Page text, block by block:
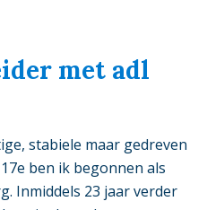
met adl
stabiele maar gedreven
ben ik begonnen als
Inmiddels 23 jaar verder